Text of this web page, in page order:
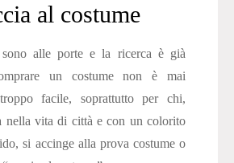
al costume
alle porte e la ricerca è già
un costume non è mai
troppo facile, soprattutto per chi,
nella vita di città e con un colorito
si accinge alla prova costume o